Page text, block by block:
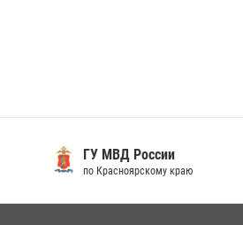
ГУ МВД России
по Красноярскому краю